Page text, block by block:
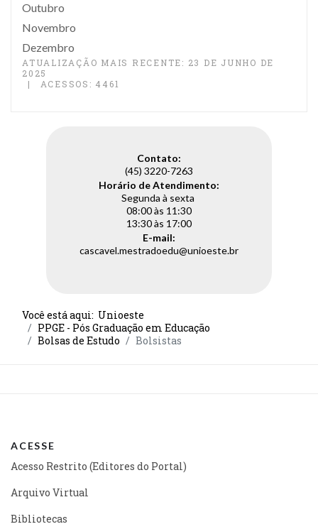
Outubro
Novembro
Dezembro
ATUALIZAÇÃO MAIS RECENTE: 23 DE JUNHO DE
2025
ACESSOS: 4461
Contato:
(45) 3220-7263
Horário de Atendimento:
Segunda à sexta
08:00 às 11:30
13:30 às 17:00
E-mail:
cascavel.mestradoedu@unioeste.br
Você está aqui: Unioeste
PPGE - Pós Graduação em Educação
Bolsas de Estudo
Bolsistas
ACESSE
Acesso Restrito (Editores do Portal)
Arquivo Virtual
Bibliotecas